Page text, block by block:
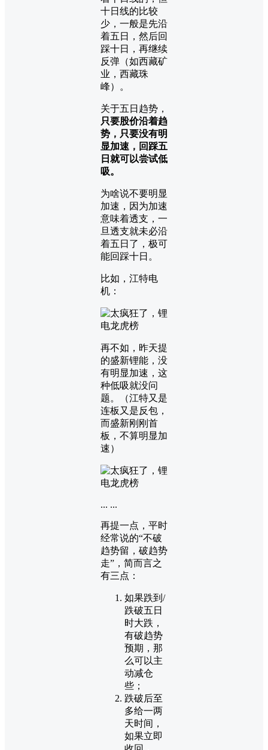
十日线的比较
少，一般是先沿
着五日，然后回
踩十日，再继续
反弹（如西藏矿
业，西藏珠
峰）。
关于五日趋势，
只要股价沿着趋
势，只要没有明
显加速，回踩五
日就可以尝试低
吸。
为啥说不要明显
加速，因为加速
意味着透支，一
旦透支就未必沿
着五日了，极可
能回踩十日。
比如，江特电
机：
再不如，昨天提
的盛新锂能，没
有明显加速，这
种低吸就没问
题。（江特又是
连板又是反包，
而盛新刚刚首
板，不算明显加
速）
... ...
再提一点，平时
经常说的“不破
趋势留，破趋势
走”，简而言之
有三点：
如果跌到/
跌破五日
时大跌，
有破趋势
预期，那
么可以主
动减仓
些；
跌破后至
多给一两
天时间，
如果立即